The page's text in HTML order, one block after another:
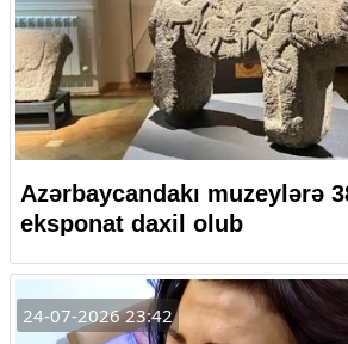
Azərbaycandakı muzeylərə
eksponat daxil olub
24-07-2026 23:42